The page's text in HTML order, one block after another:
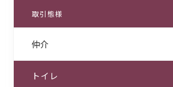
取引態様
仲介
トイレ